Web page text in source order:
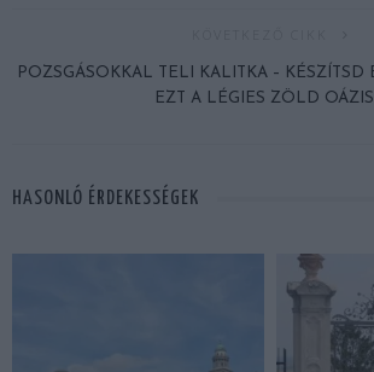
POZSGÁSOKKAL TELI KALITKA – KÉSZÍTSD
EZT A LÉGIES ZÖLD
HASONLÓ ÉRDEKESSÉGEK